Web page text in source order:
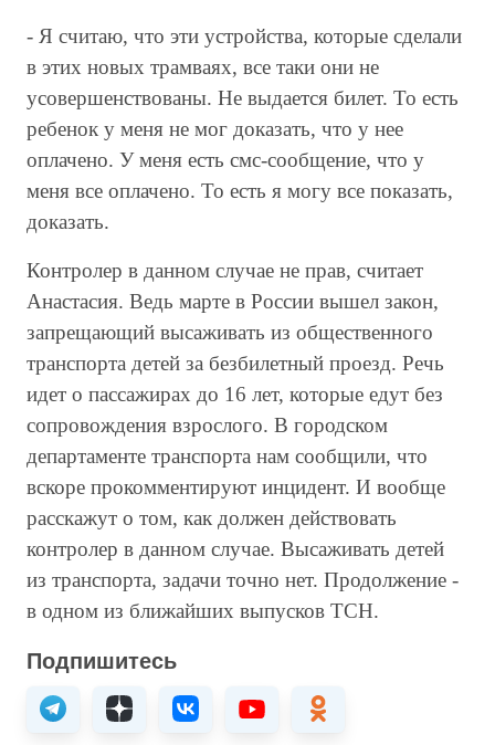
- Я считаю, что эти устройства, которые сделали
в этих новых трамваях, все таки они не
усовершенствованы. Не выдается билет. То есть
ребенок у меня не мог доказать, что у нее
оплачено. У меня есть смс-сообщение, что у
меня все оплачено. То есть я могу все показать,
доказать.
Контролер в данном случае не прав, считает
Анастасия. Ведь марте в России вышел закон,
запрещающий высаживать из общественного
транспорта детей за безбилетный проезд. Речь
идет о пассажирах до 16 лет, которые едут без
сопровождения взрослого. В городском
департаменте транспорта нам сообщили, что
вскоре прокомментируют инцидент. И вообще
расскажут о том, как должен действовать
контролер в данном случае. Высаживать детей
из транспорта, задачи точно нет. Продолжение -
в одном из ближайших выпусков ТСН.
Подпишитесь